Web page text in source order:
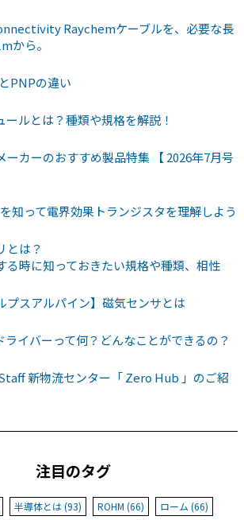
Raychemケーブルを、必要な長
から。
PNPの違い
ールとは？種類や規格を解説！
ーカーのおすすめ製品特集 【 2026年7月号
知って電界効果トランジスタを理解しよう
とは？
る時に知っておきたい規格や種類、相性
プスアルパイン】磁気センサとは
ライバーって何？どんなことができるの？
新物流センター「 Zero Hub 」のご紹
注目のタグ
半導体とは (93) ROHM (66)
ローム (66)